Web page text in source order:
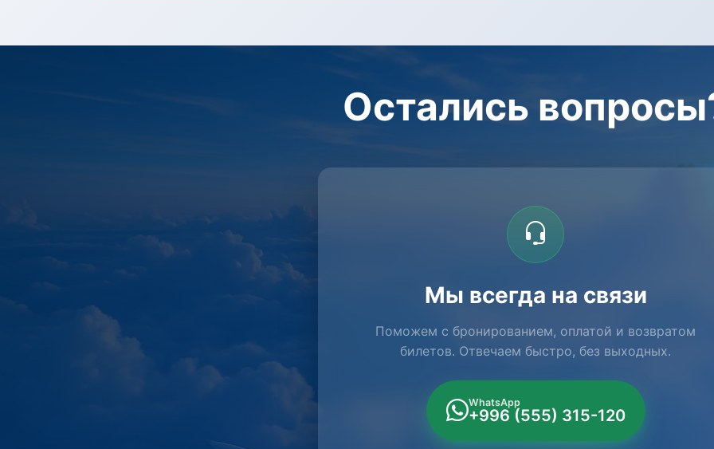
Остались
Мы всегда на связи
Поможем с бронированием, оплатой и возвратом
билетов. Отвечаем быстро, без выходных.
WhatsApp
+996 (555) 315-120